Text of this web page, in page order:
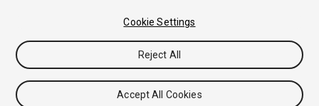
Cookie Settings
Reject All
Accept All Cookies